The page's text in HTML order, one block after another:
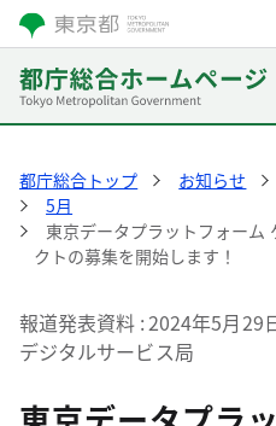
都庁総合トップ お知らせ
5月
東京データプラットフォーム
クトの募集を開始します！
報道発表資料 2024年5月29
デジタルサービス局